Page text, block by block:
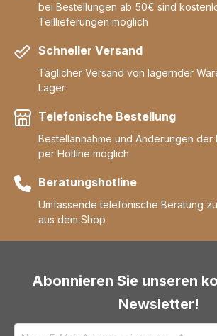
bei Bestellungen ab 50€ sind
Teillieferungen möglich
Schneller Versand
Täglicher Versand von lagernder
Lager
Telefonische Bestellung
Bestellannahme und Änderungen der
per Hotline möglich
Beratungshotline
Umfassende telefonische Beratung
aus dem Shop
Abonnieren Sie unseren
Newsletter!